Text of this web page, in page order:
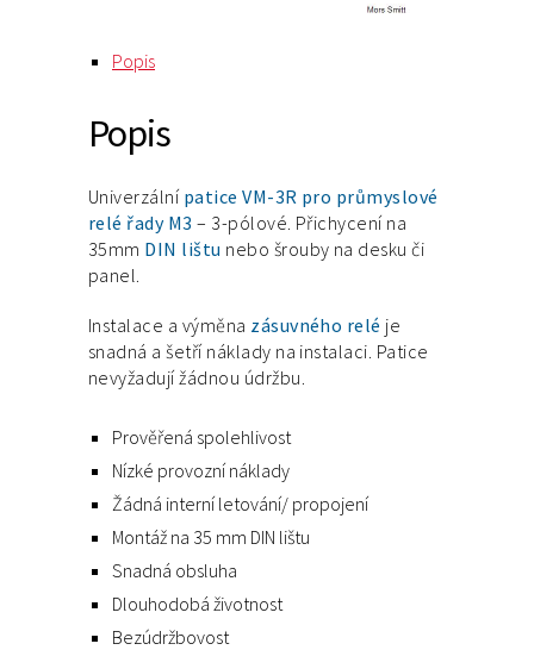
Popis
Popis
Univerzální patice VM-3R pro průmyslové
relé řady M3 – 3-pólové. Přichycení na
35mm DIN lištu nebo šrouby na desku či
panel.
Instalace a výměna zásuvného relé je
snadná a šetří náklady na instalaci. Patice
nevyžadují žádnou údržbu.
Prověřená spolehlivost
Nízké provozní náklady
Žádná interní letování/ propojení
Montáž na 35 mm DIN lištu
Snadná obsluha
Dlouhodobá životnost
Bezúdržbovost